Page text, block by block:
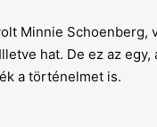
Minnie Schoenberg,
hat. De ez az egy,
a történelmet is.